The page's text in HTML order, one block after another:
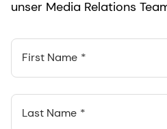
unser Media Relations
First Name
Last Name